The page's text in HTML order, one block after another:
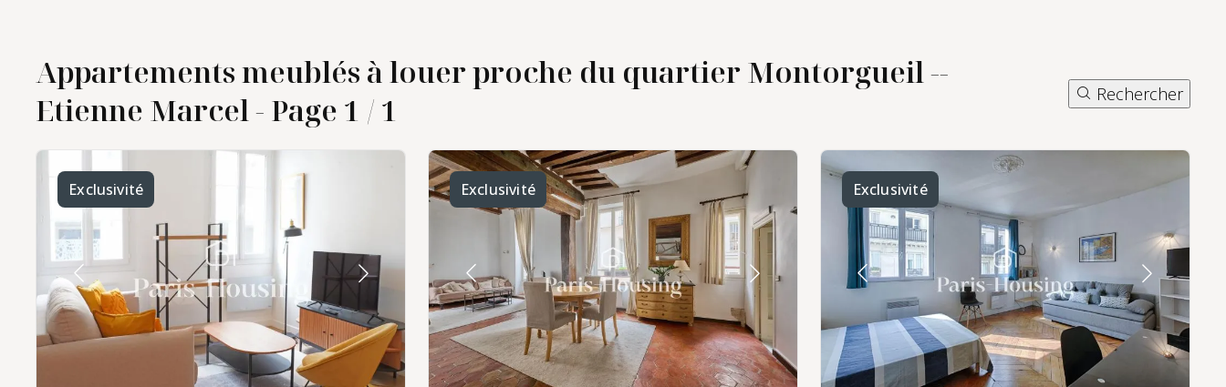
Appartements meublés à louer proche du quartier Montorgueil --
Etienne Marcel - Page 1 / 1
Rechercher
Exclusivité Exclusivité Exclusivité